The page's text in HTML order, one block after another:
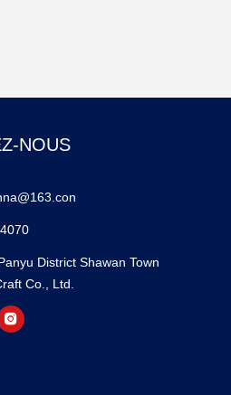
NOUS
District Shawan Town
Co., Ltd.